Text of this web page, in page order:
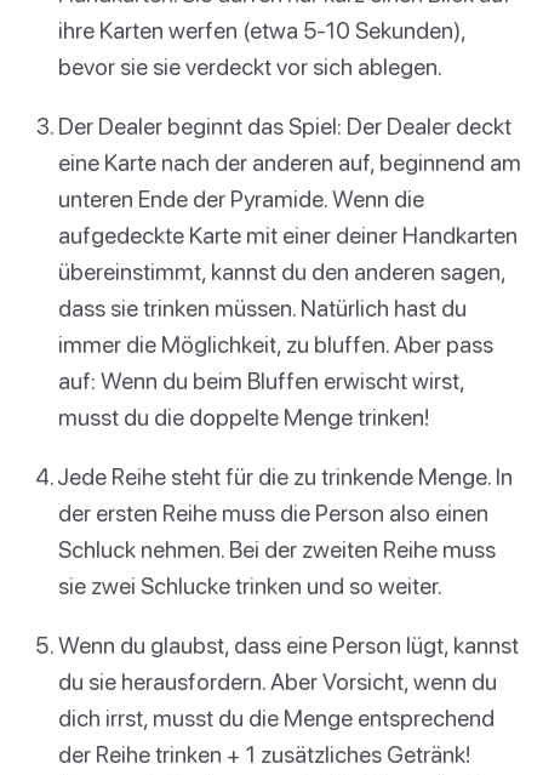
ihre Karten werfen (etwa 5-10 Sekunden),
bevor sie sie verdeckt vor sich ablegen.
Der Dealer beginnt das Spiel: Der Dealer deckt
eine Karte nach der anderen auf, beginnend am
unteren Ende der Pyramide. Wenn die
aufgedeckte Karte mit einer deiner Handkarten
übereinstimmt, kannst du den anderen sagen,
dass sie trinken müssen. Natürlich hast du
immer die Möglichkeit, zu bluffen. Aber pass
auf: Wenn du beim Bluffen erwischt wirst,
musst du die doppelte Menge trinken!
Jede Reihe steht für die zu trinkende Menge. In
der ersten Reihe muss die Person also einen
Schluck nehmen. Bei der zweiten Reihe muss
sie zwei Schlucke trinken und so weiter.
Wenn du glaubst, dass eine Person lügt, kannst
du sie herausfordern. Aber Vorsicht, wenn du
dich irrst, musst du die Menge entsprechend
der Reihe trinken + 1 zusätzliches Getränk!